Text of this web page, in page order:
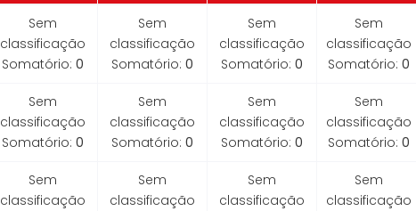
Sem
classificação
Somatório: 0
Sem
classificação
Somatório: 0
Sem
classificação
Somatório: 0
Sem
classificação
Somatório: 0
Sem
classificação
Somatório: 0
Sem
classificação
Somatório: 0
Sem
classificação
Somatório: 0
Sem
classificação
Somatório: 0
Sem
classificação
Sem
classificação
Sem
classificação
Sem
classificação